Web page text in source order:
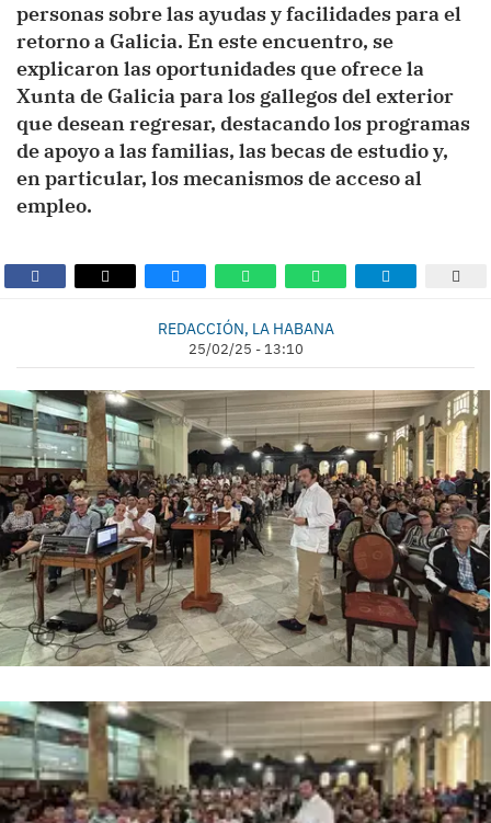
personas sobre las ayudas y facilidades para el
retorno a Galicia. En este encuentro, se
explicaron las oportunidades que ofrece la
Xunta de Galicia para los gallegos del exterior
que desean regresar, destacando los programas
de apoyo a las familias, las becas de estudio y,
en particular, los mecanismos de acceso al
empleo.
REDACCIÓN, LA HABANA
25/02/25 - 13:10